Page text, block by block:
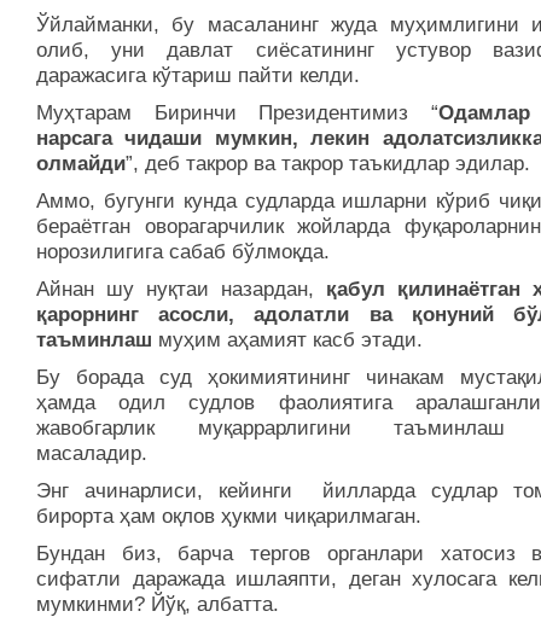
Ўйлайманки, бу масаланинг жуда муҳимлигини
олиб, уни давлат сиёсатининг устувор
даражасига кўтариш пайти келди.
Муҳтарам Биринчи Президентимиз “
нарсага чидаши мумкин, лекин
олмайди”, деб такрор ва такрор таъкидлар эдилар.
Аммо, бугунги кунда судларда ишларни кўриб
бераётган оворагарчилик жойларда
норозилигига сабаб бўлмоқда.
Айнан шу нуқтаи назардан, қабул қилинаётган
қарорнинг асосли, адолатли ва қонуний
таъминлаш муҳим аҳамият касб этади.
Бу борада суд ҳокимиятининг чинакам
ҳамда одил судлов фаолиятига
жавобгарлик муқаррарлигини таъминлаш
масаладир.
Энг ачинарлиси, кейинги йилларда судлар
бирорта ҳам оқлов ҳукми чиқарилмаган.
Бундан биз, барча тергов органлари хатосиз
сифатли даражада ишлаяпти, деган хулосага
мумкинми? Йўқ, албатта.